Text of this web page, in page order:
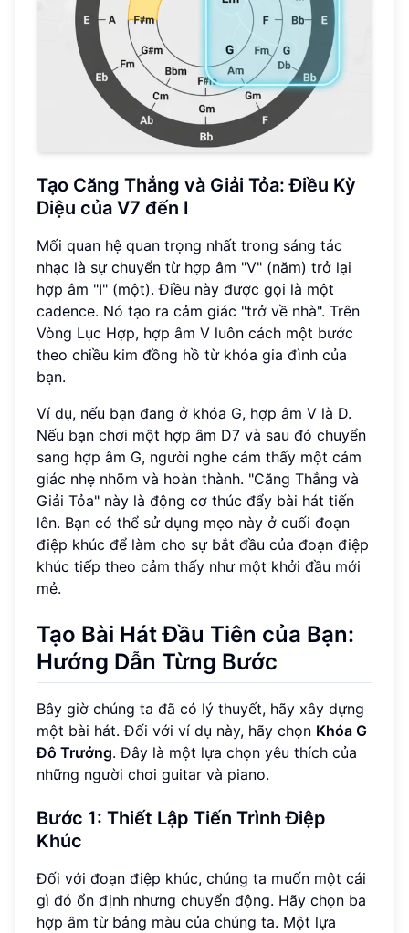
Tạo Căng Thẳng và Giải Tỏa: Điều Kỳ
Diệu của V7 đến I
Mối quan hệ quan trọng nhất trong sáng tác
nhạc là sự chuyển từ hợp âm "V" (năm) trở lại
hợp âm "I" (một). Điều này được gọi là một
cadence. Nó tạo ra cảm giác "trở về nhà". Trên
Vòng Lục Hợp, hợp âm V luôn cách một bước
theo chiều kim đồng hồ từ khóa gia đình của
bạn.
Ví dụ, nếu bạn đang ở khóa G, hợp âm V là D.
Nếu bạn chơi một hợp âm D7 và sau đó chuyển
sang hợp âm G, người nghe cảm thấy một cảm
giác nhẹ nhõm và hoàn thành. "Căng Thẳng và
Giải Tỏa" này là động cơ thúc đẩy bài hát tiến
lên. Bạn có thể sử dụng mẹo này ở cuối đoạn
điệp khúc để làm cho sự bắt đầu của đoạn điệp
khúc tiếp theo cảm thấy như một khởi đầu mới
mẻ.
Tạo Bài Hát Đầu Tiên của Bạn:
Hướng Dẫn Từng Bước
Bây giờ chúng ta đã có lý thuyết, hãy xây dựng
một bài hát. Đối với ví dụ này, hãy chọn Khóa G
Đô Trưởng. Đây là một lựa chọn yêu thích của
những người chơi guitar và piano.
Bước 1: Thiết Lập Tiến Trình Điệp
Khúc
Đối với đoạn điệp khúc, chúng ta muốn một cái
gì đó ổn định nhưng chuyển động. Hãy chọn ba
hợp âm từ bảng màu của chúng ta. Một lựa